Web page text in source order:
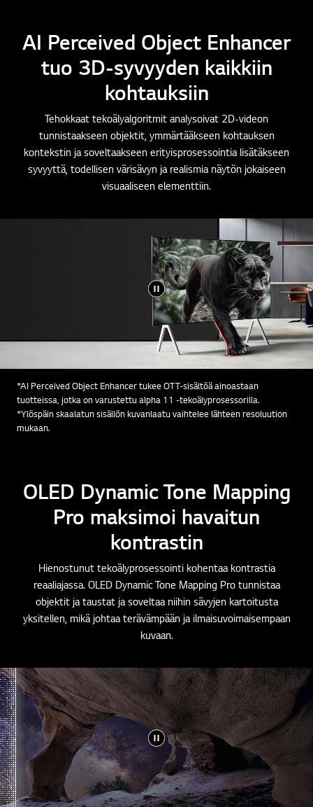
AI Perceived Object Enhancer
tuo 3D-syvyyden kaikkiin
kohtauksiin
Tehokkaat tekoälyalgoritmit analysoivat 2D-videon
tunnistaakseen objektit, ymmärtääkseen kohtauksen
kontekstin ja soveltaakseen erityisprosessointia lisätäkseen
syvyyttä, todellisen värisävyn ja realismia näytön jokaiseen
visuaaliseen elementtiin.
*AI Perceived Object Enhancer tukee OTT-sisältöä ainoastaan
tuotteissa, jotka on varustettu alpha 11 -tekoälyprosessorilla.
*Ylöspäin skaalatun sisällön kuvanlaatu vaihtelee lähteen resoluution
mukaan.
OLED Dynamic Tone Mapping
Pro maksimoi havaitun
kontrastin
Hienostunut tekoälyprosessointi kohentaa kontrastia
reaaliajassa. OLED Dynamic Tone Mapping Pro tunnistaa
objektit ja taustat ja soveltaa niihin sävyjen kartoitusta
yksitellen, mikä johtaa terävämpään ja ilmaisuvoimaisempaan
kuvaan.